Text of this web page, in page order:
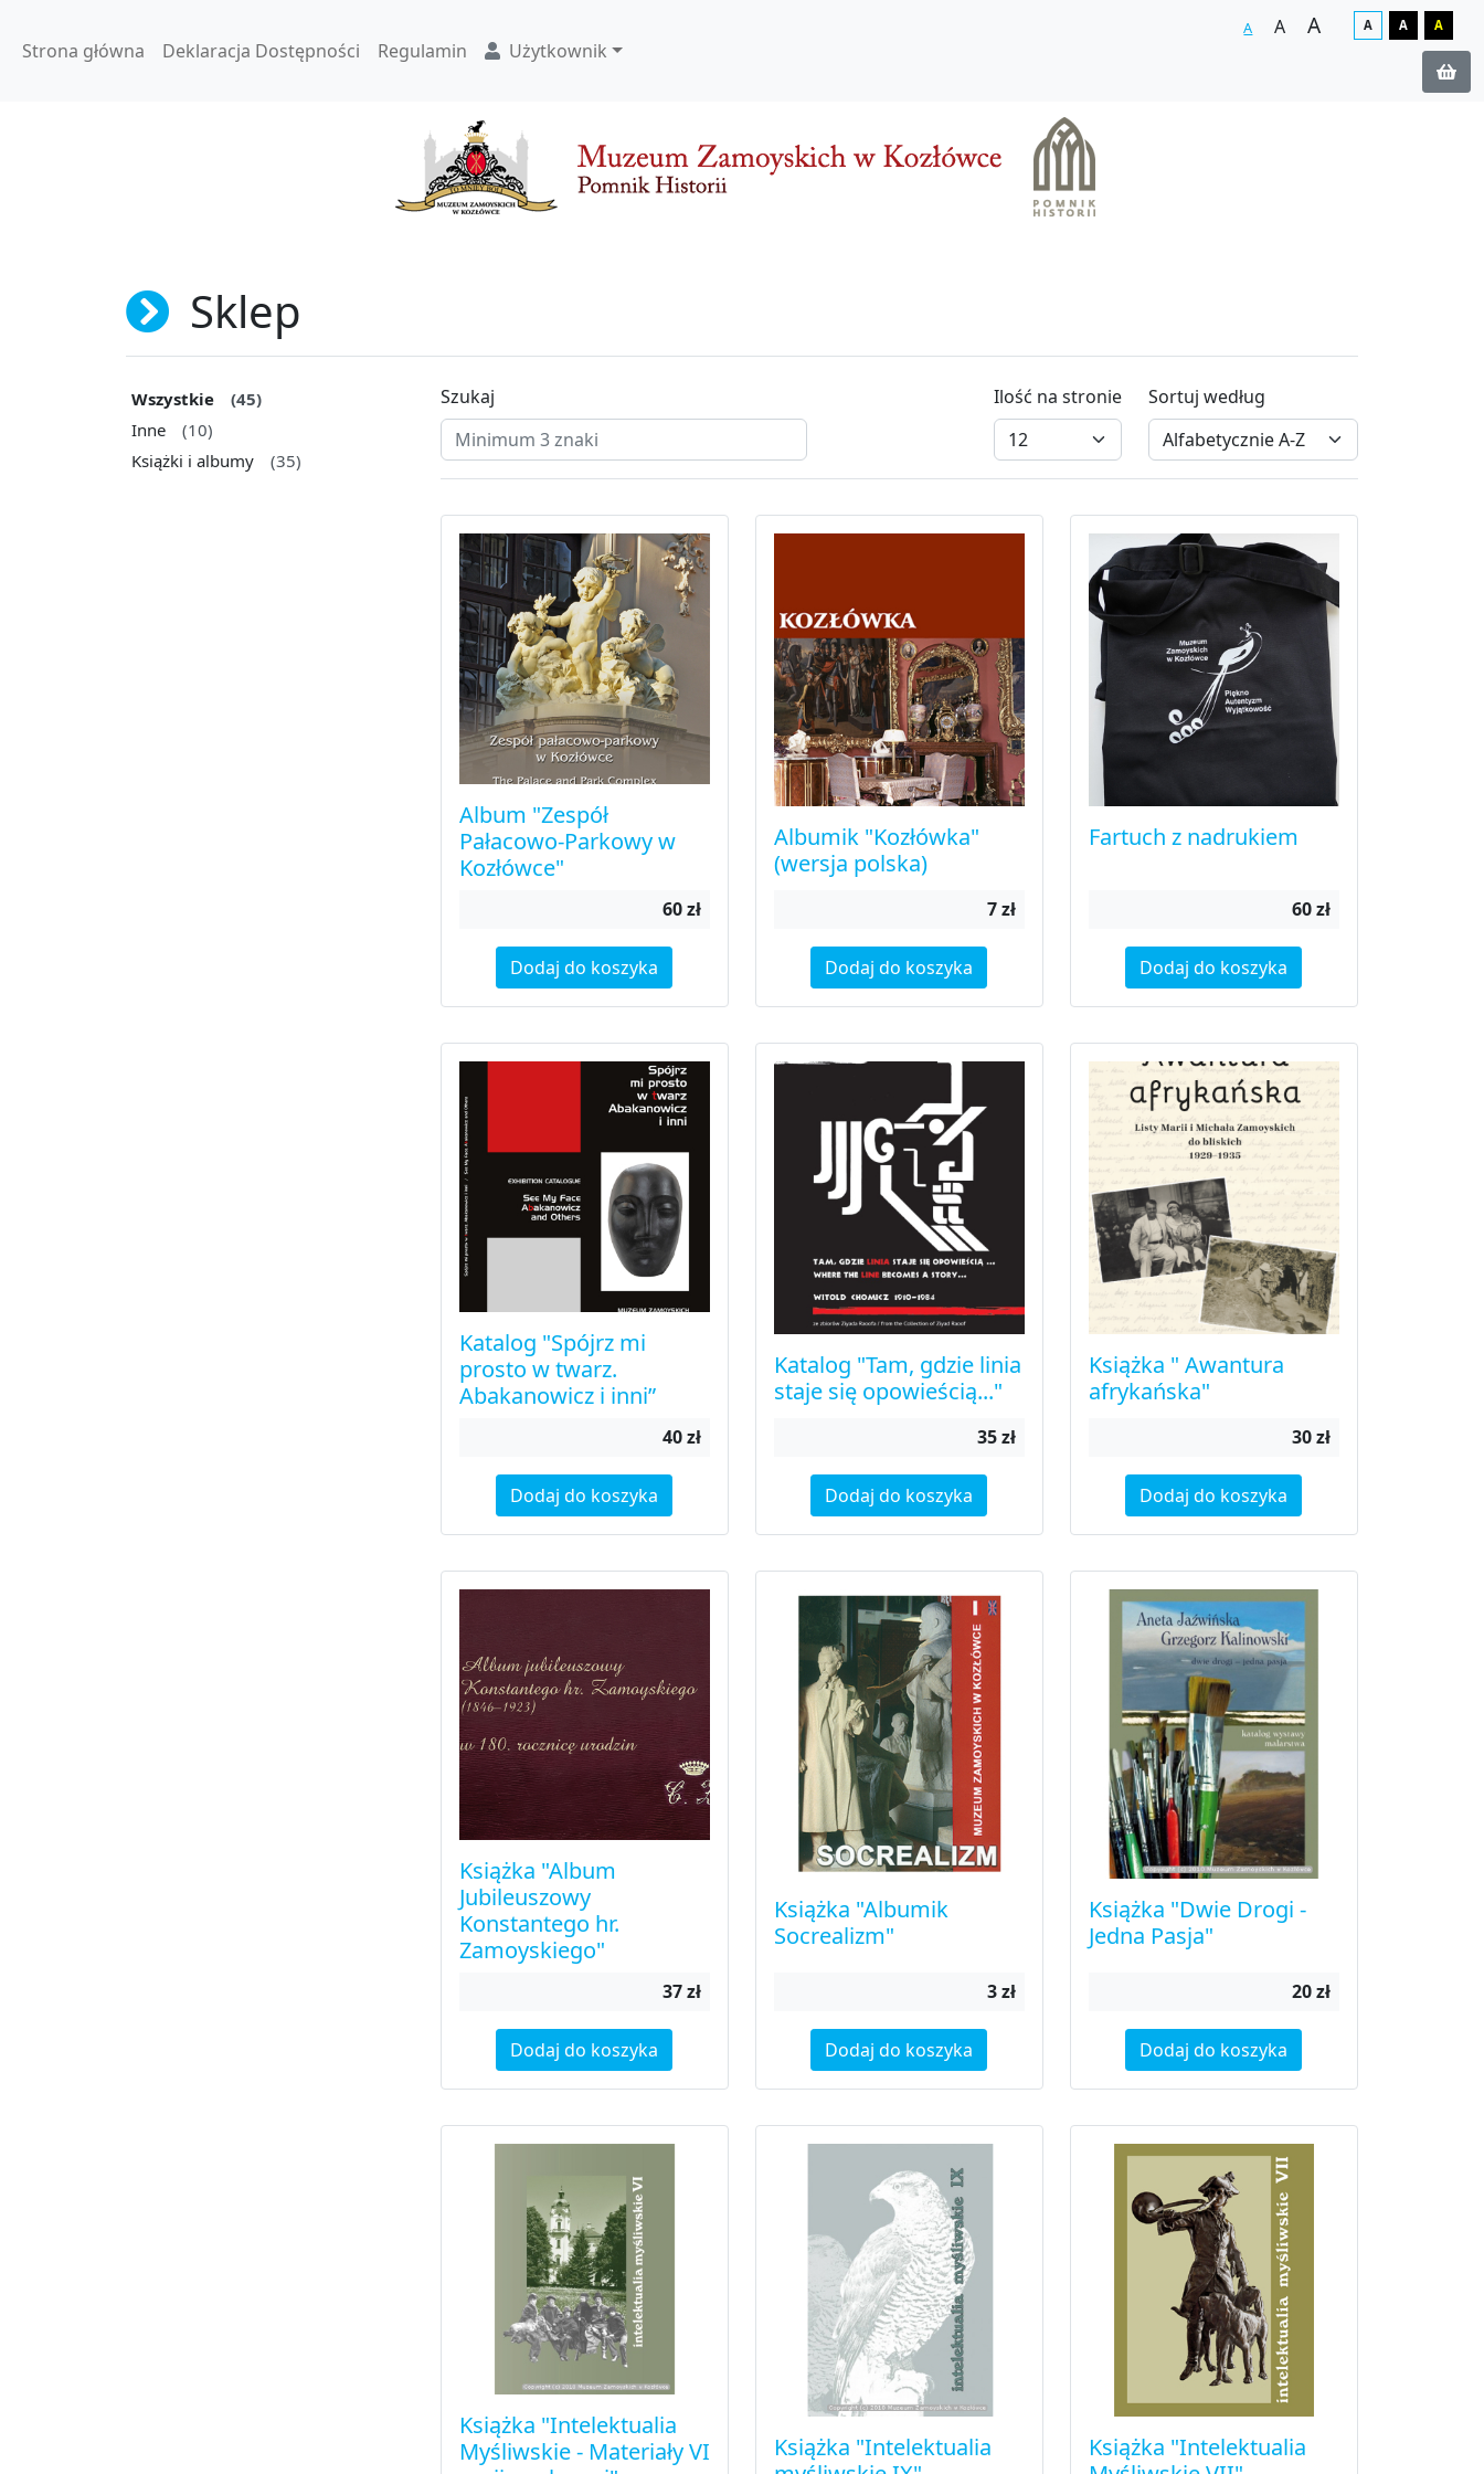
Strona główna Deklaracja Dostępności Regulamin Użytkownik
A A A A A A
Sklep
Wszystkie
(45)
Inne
(10)
Książki i albumy
(35)
Szukaj Ilość na stronie Sortuj według
Album "Zespół
Pałacowo-Parkowy w
Kozłówce"
60 zł
Dodaj do koszyka
Albumik "Kozłówka"
(wersja polska)
7 zł
Dodaj do koszyka
Fartuch z nadrukiem
60 zł
Dodaj do koszyka
Katalog "Spójrz mi
prosto w twarz.
Abakanowicz i inni”
40 zł
Dodaj do koszyka
Katalog "Tam, gdzie linia
staje się opowieścią..."
35 zł
Dodaj do koszyka
Książka " Awantura
afrykańska"
30 zł
Dodaj do koszyka
Książka "Album
Jubileuszowy
Konstantego hr.
Zamoyskiego"
37 zł
Dodaj do koszyka
Książka "Albumik
Socrealizm"
3 zł
Dodaj do koszyka
Książka "Dwie Drogi -
Jedna Pasja"
20 zł
Dodaj do koszyka
Książka "Intelektualia
Myśliwskie - Materiały VI
Książka "Intelektualia
Książka "Intelektualia